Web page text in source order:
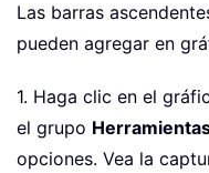
Las barras
pueden agregar en
1. Haga clic en el
el grupo
opciones. Vea la